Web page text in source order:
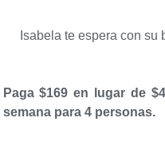
Isabela te espera con
Paga $169 en lugar de
semana para 4 personas.